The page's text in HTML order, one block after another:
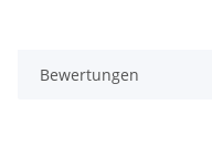
Bewertungen